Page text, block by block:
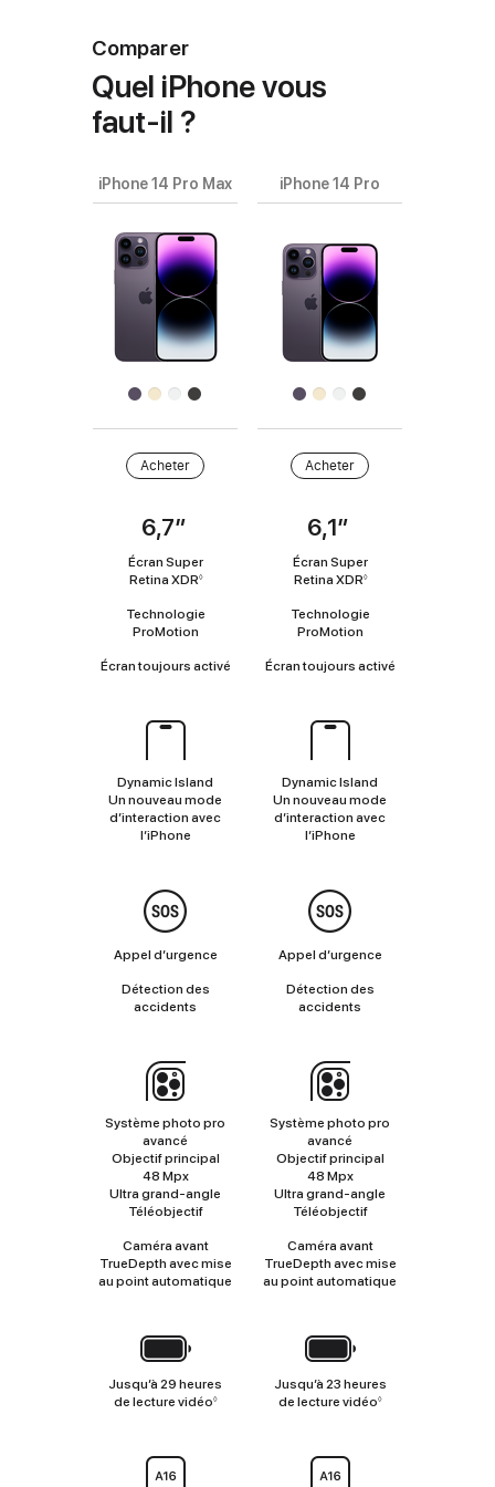
Comparer
Quel iPhone vous
faut‑il ?
Choisissez
modèles
à comparer.
iPhone 14 Pro Max iPhone 14 Pro
Images
produits
Acheter Acheter
6,7″
Écran Super
Retina XDR◊Renvoi
mentions
Technologie
ProMotion
Écran toujours activé
6,1″
Écran Super
Retina XDR◊Renvoi
mentions
Technologie
ProMotion
Écran toujours activé
Dynamic
Dynamic Island
Un nouveau mode
d’interaction avec
l’iPhone
Dynamic Island
Un nouveau mode
d’interaction avec
l’iPhone
Sécurité
Appel d’urgence
Détection des
accidents
Appel d’urgence
Détection des
accidents
Appareil
Système photo pro
avancé
Objectif principal
48 Mpx
Ultra grand‑angle
Téléobjectif
Caméra avant
TrueDepth avec mise
au point automatique
Système photo pro
avancé
Objectif principal
48 Mpx
Ultra grand‑angle
Téléobjectif
Caméra avant
TrueDepth avec mise
au point automatique
Batterie
Jusqu’à 29 heures
de lecture vidéo◊Renvoi
Jusqu’à 23 heures
de lecture vidéo◊Renvoi